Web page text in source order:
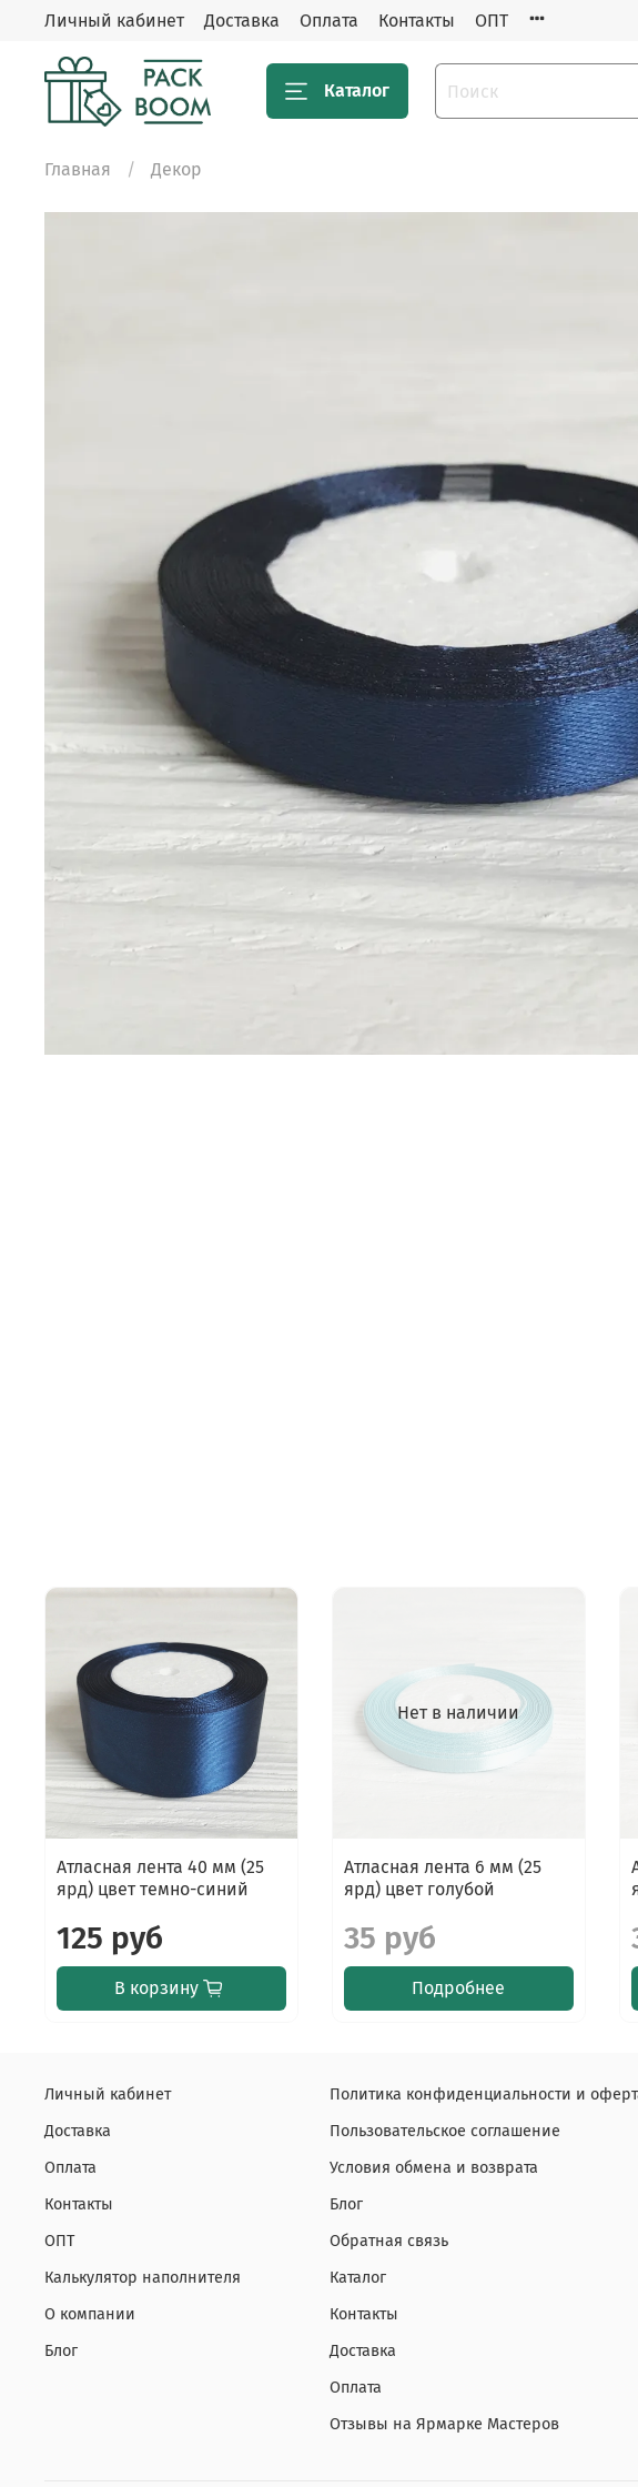
Личный кабинет Доставка Оплата Контакты ОПТ
Каталог
Главная Декор
Атласная лента 40 мм (25
ярд) цвет темно-синий
125 руб
В корзину
Нет в наличии
Атласная лента 6 мм (25
ярд) цвет голубой
35 руб
Подробнее
Личный кабинет
Доставка
Оплата
Контакты
ОПТ
Калькулятор наполнителя
О компании
Блог
Политика конфиденциальности и
Пользовательское соглашение
Условия обмена и возврата
Блог
Обратная связь
Каталог
Контакты
Доставка
Оплата
Отзывы на Ярмарке Мастеров